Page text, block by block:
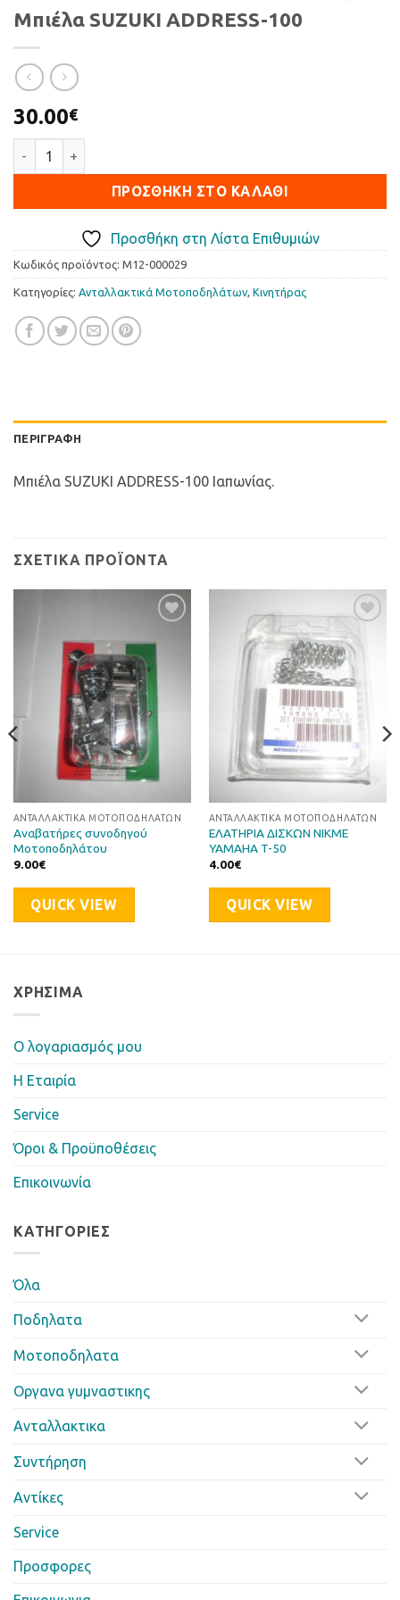
Μπιέλα SUZUKI ADDRESS-100
30.00€
ΠΡΟΣΘΉΚΗ ΣΤΟ ΚΑΛΆΘΙ
Προσθήκη στη Λίστα Επιθυμιών
Κωδικός προϊόντος: M12-000029
Κατηγορίες: Ανταλλακτικά Μοτοποδηλάτων Κινητήρας
ΠΕΡΙΓΡΑΦΉ
Μπιέλα SUZUKI ADDRESS-100 Ιαπωνίας.
ΣΧΕΤΙΚΆ ΠΡΟΪΌΝΤΑ
στη Λίστα
Επιθυμιών
ΑΝΤΑΛΛΑΚΤΙΚΆ ΜΟΤΟΠΟΔΗΛΆΤΩΝ
Αναβατήρες συνοδηγού
Μοτοποδηλάτου
9.00€
QUICK VIEW
Προσθήκη
στη Λίστα
Επιθυμιών
ΑΝΤΑΛΛΑΚΤΙΚΆ ΜΟΤΟΠΟΔΗΛΆΤΩΝ
ΕΛΑΤΗΡΙΑ ΔΙΣΚΩΝ NIKME
YAMAHA T-50
4.00€
QUICK VIEW
ΧΡΉΣΙΜΑ
Ο λογαριασμός μου
Η Eταιρία
Service
Όροι & Προϋποθέσεις
Επικοινωνία
ΚΑΤΗΓΟΡΊΕΣ
Όλα
Ποδηλατα
Μοτοποδηλατα
Οργανα γυμναστικης
Ανταλλακτικα
Συντήρηση
Αντίκες
Service
Προσφορες